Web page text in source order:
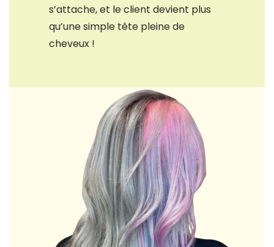
s’attache, et le client devient plus
qu’une simple tête pleine de
cheveux !